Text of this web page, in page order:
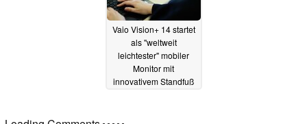
Vaio Vision+ 14 startet
als "weltweit
leichtester" mobiler
Monitor mit
innovativem Standfuß